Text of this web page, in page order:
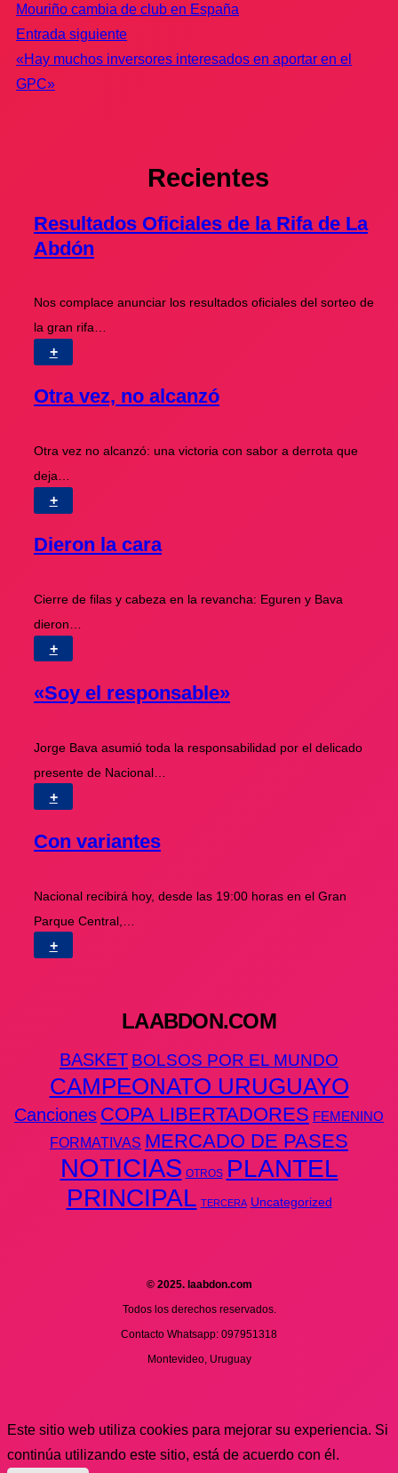
Mouriño cambia de club en España
Entrada siguiente
«Hay muchos inversores interesados en aportar en el
GPC»
Recientes
Resultados Oficiales de la Rifa de La
Abdón
Nos complace anunciar los resultados oficiales del sorteo de
la gran rifa…
+
Otra vez, no alcanzó
Otra vez no alcanzó: una victoria con sabor a derrota que
deja…
+
Dieron la cara
Cierre de filas y cabeza en la revancha: Eguren y Bava
dieron…
+
«Soy el responsable»
Jorge Bava asumió toda la responsabilidad por el delicado
presente de Nacional…
+
Con variantes
Nacional recibirá hoy, desde las 19:00 horas en el Gran
Parque Central,…
+
LAABDON.COM
BASKET BOLSOS POR EL MUNDO
CAMPEONATO URUGUAYO
Canciones COPA LIBERTADORES FEMENINO
FORMATIVAS MERCADO DE PASES
NOTICIAS OTROS PLANTEL
PRINCIPAL TERCERA Uncategorized
© 2025. laabdon.com
Todos los derechos reservados.
Contacto Whatsapp: 097951318
Montevideo, Uruguay
Este sitio web utiliza cookies para mejorar su experiencia. Si
continúa utilizando este sitio, está de acuerdo con él.